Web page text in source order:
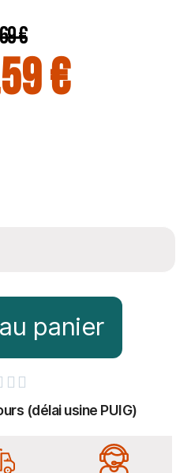
€
€
panier
 
(délai usine PUIG)